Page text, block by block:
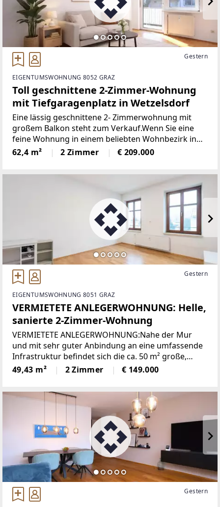
Gestern
EIGENTUMSWOHNUNG 8052 GRAZ
Toll geschnittene 2-Zimmer-Wohnung
mit Tiefgaragenplatz in Wetzelsdorf
Eine lässig geschnittene 2- Zimmerwohnung mit
großem Balkon steht zum Verkauf.Wenn Sie eine
feine Wohnung in einem beliebten Wohnbezirk in
Graz suchen, dann ist diese Immobilie bestimmt das
Richtige für Sie!Überzeugen Sie sich und genießen
62,4 m² 2 Zimmer € 209.000
Gestern
EIGENTUMSWOHNUNG 8051 GRAZ
VERMIETETE ANLEGERWOHNUNG: Helle,
sanierte 2-Zimmer-Wohnung
VERMIETETE ANLEGERWOHNUNG:Nahe der Mur
und mit sehr guter Anbindung an eine umfassende
Infrastruktur befindet sich die ca. 50 m² große,
sanierte, vermietete Wohnung. Sie liegt im 2. Stock
eines kleinen Mehrparteienhauses (ohne Lift) und
49,43 m² 2 Zimmer € 149.000
Gestern